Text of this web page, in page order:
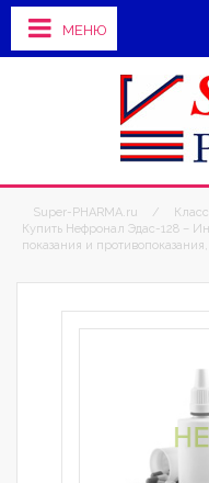
МЕНЮ
Super-PHARMA.ru /
Купить Нефронал Эдас-128 –
показания и